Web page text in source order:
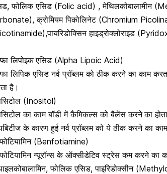
फोलिक एसिड (Folic acid) , मेथिलकोबालामीन
क्रोमियम पिकोलिनेट (Chromium
हाइड्रोक्लोराइड
लिपोइकएसिड (Alpha Lipoic Acid)
लिपिक एसिड नर्व प्रॉब्लम को ठीक करने का काम
है।
(Inositol)
का काम बॉडी में कैमिकल्स को बैलेंस करने का
के कारण हुई नर्व प्रॉब्लम को ये ठीक करने का
(Benfotiamine)
न्यूरॉन्स के ऑक्सीडेटिव स्ट्रेस कम करने का
फोलिक एसिड, पाइरिडोक्सीन